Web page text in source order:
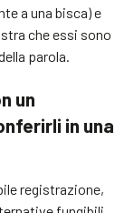
a una bisca) e
che essi sono
parola.
un
in una
registrazione,